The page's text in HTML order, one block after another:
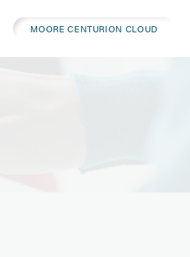
MOORE CENTURION CLOUD